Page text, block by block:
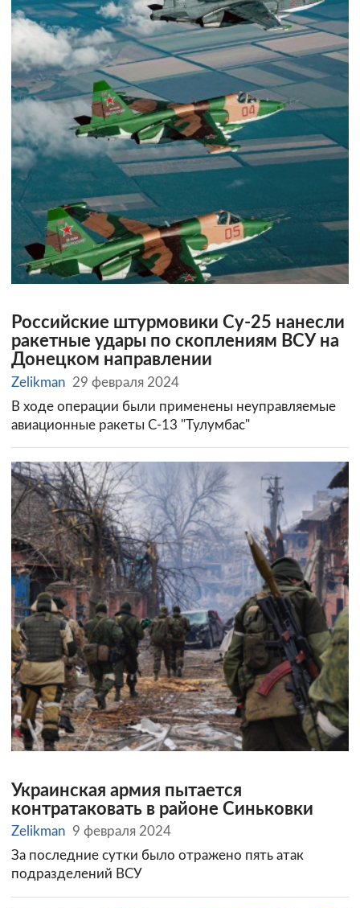
Российские штурмовики Су-25 нанесли
ракетные удары по скоплениям ВСУ на
Донецком направлении
Zelikman 29 февраля 2024
В ходе операции были применены неуправляемые
авиационные ракеты С-13 "Тулумбас"
Украинская армия пытается
контратаковать в районе Синьковки
Zelikman 9 февраля 2024
За последние сутки было отражено пять атак
подразделений ВСУ